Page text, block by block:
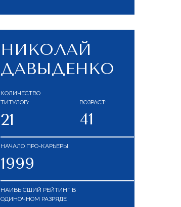
НИКОЛАЙ
ДАВЫДЕНКО
КОЛИЧЕСТВО
ТИТУЛОВ:
НАЧАЛО ПРО-КАРЬЕРЫ:
НАИВЫСШИЙ РЕЙТИНГ В
ОДИНОЧНОМ РАЗРЯДЕ
ВОЗРАСТ:
21 41
1999